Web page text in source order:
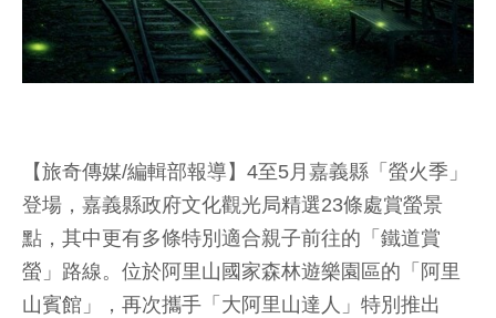
【旅奇傳媒/編輯部報導】4至5月嘉義縣「螢火季」
登場，嘉義縣政府文化觀光局精選23條處賞螢景
點，其中更有多條特別適合親子前往的「鐵道賞
螢」路線。位於阿里山國家森林遊樂園區的「阿里
山賓館」，再次攜手「大阿里山達人」特別推出